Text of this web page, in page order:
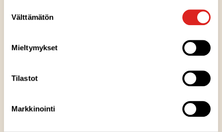
valinta
Välttämätön
Mieltymykset
Tilastot
Markkinointi